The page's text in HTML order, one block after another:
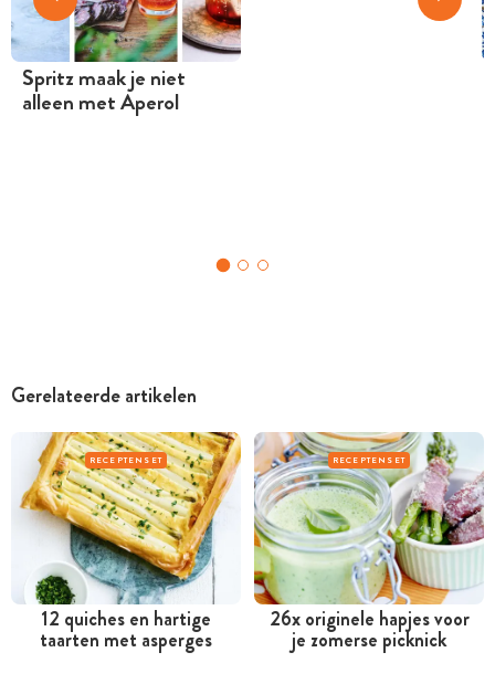
Spritz maak je niet
alleen met Aperol
Gerelateerde artikelen
RECEPTENSET
12 quiches en hartige
taarten met asperges
RECEPTENSET
26x originele hapjes voor
je zomerse picknick